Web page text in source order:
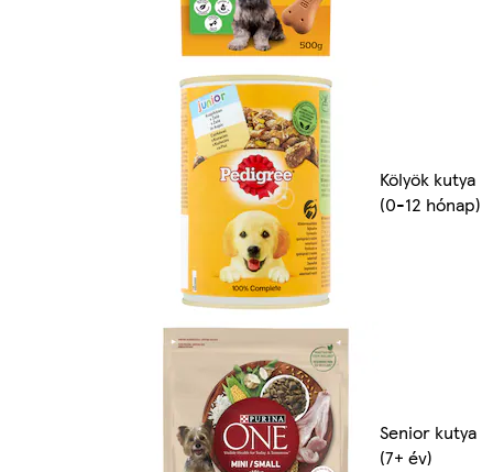
Kölyök kutya
(0-12 hónap)
Senior kutya
(7+ év)